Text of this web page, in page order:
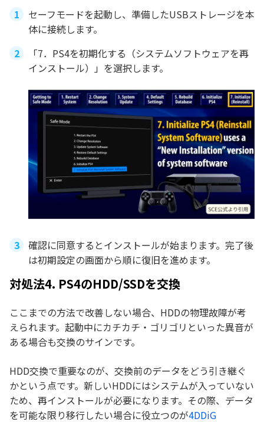
セーフモードを起動し、準備したUSBストレージを本
体に接続します。
「7．PS4を初期化する（システムソフトウェアを再
インストール）」を選択します。
確認に同意するとインストールが始まります。完了後
は初期設定の画面から順に復旧を進めます。
対処法4. PS4のHDD/SSDを交換
ここまでの方法で改善しない場合、HDDの物理故障が考
えられます。起動中にカチカチ・ゴリゴリといった異音が
ある場合も交換のサインです。
HDD交換で重要なのが、交換前のデータをどう引き継ぐ
かという点です。新しいHDDにはシステムが入っていない
ため、再インストールが必要になります。その際、データ
を可能な限り移行したい場合に役立つのが4DDiG